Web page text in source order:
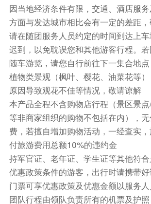
开启一天的墨尔本自由活动，享
澳式精彩。你可以选择一早自费搭
尔本的日出，结束后回到酒店修
费参加普芬比利蒸汽火车+菲利
打卡墨尔本网红小火车和观看30公
巢。
推荐自费一：墨尔本热气球
千载难逢的机会，坐热气球飘过墨
会是一场难忘的体验！
从早晨闹钟响起的那一刻，您将
的心情醒来。这趟不同凡响的旅
前展开。丛林里鸟儿的高歌宣告清
姿的热气球逐渐展开，发动机的火
情。您将会随日出而升，在墨尔
曦的第一缕曙光。不用长途跋涉
因当地经济条件有限，交通、酒店服
方面与发达城市相比会有一定的差距
请在随团服务人员约定的时间到达上
迟到，以免耽误您和其他游客行程。
随车游览，请您自行前往下一集合地
植物类景观（枫叶、樱花、油菜花等
原因导致观花不佳等情况，敬请谅解
本产品全程不含购物店行程（景区景
等非商家组织的购物不包括在内），
费，若擅自增加购物活动，一经查实
付旅游费用总额10%的违约金
持军官证、老年证、学生证等其他符
优惠政策条件的游客，出行时请携带
门票可享优惠政策及优惠金额以服务
团队行程由领队负责所有的机票及护